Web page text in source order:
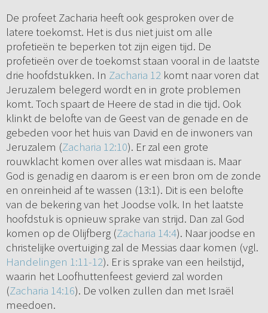
De profeet Zacharia heeft ook gesproken over de
latere toekomst. Het is dus niet juist om alle
profetieën te beperken tot zijn eigen tijd. De
profetieën over de toekomst staan vooral in de laatste
drie hoofdstukken. In Zacharia 12komt naar voren dat
Jeruzalem belegerd wordt en in grote problemen
komt. Toch spaart de Heere de stad in die tijd. Ook
klinkt de belofte van de Geest van de genade en de
gebeden voor het huis van David en de inwoners van
Jeruzalem (Zacharia 12:10). Er zal een grote
rouwklacht komen over alles wat misdaan is. Maar
God is genadig en daarom is er een bron om de zonde
en onreinheid af te wassen (13:1). Dit is een belofte
van de bekering van het Joodse volk. In het laatste
hoofdstuk is opnieuw sprake van strijd. Dan zal God
komen op de Olijfberg (Zacharia 14:4). Naar joodse en
christelijke overtuiging zal de Messias daar komen (vgl.
Handelingen 1:11-12). Er is sprake van een heilstijd,
waarin het Loofhuttenfeest gevierd zal worden
(Zacharia 14:16). De volken zullen dan met Israël
meedoen.